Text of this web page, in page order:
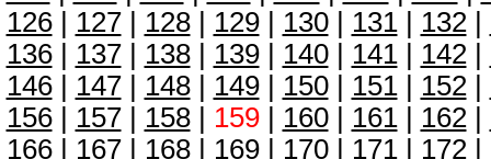
126| 127| 128| 129| 130| 131| 132|
136| 137| 138| 139| 140| 141| 142|
146| 147| 148| 149| 150| 151| 152|
156| 157| 158| 159| 160| 161| 162|
166| 167| 168| 169| 170| 171| 172|